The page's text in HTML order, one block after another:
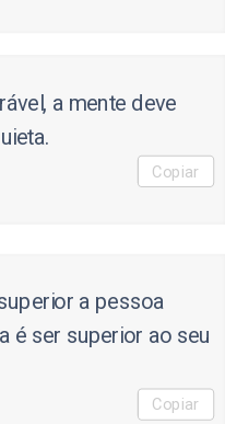
a mente deve
Copiar
a pessoa
é ser superior ao seu
Copiar